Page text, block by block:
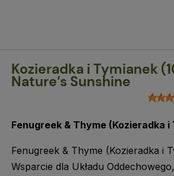
Kozieradka i Tymianek
Nature’s Sunshine
Fenugreek & Thyme (Kozieradka i
Fenugreek & Thyme (Kozieradka i
Wsparcie dla Układu